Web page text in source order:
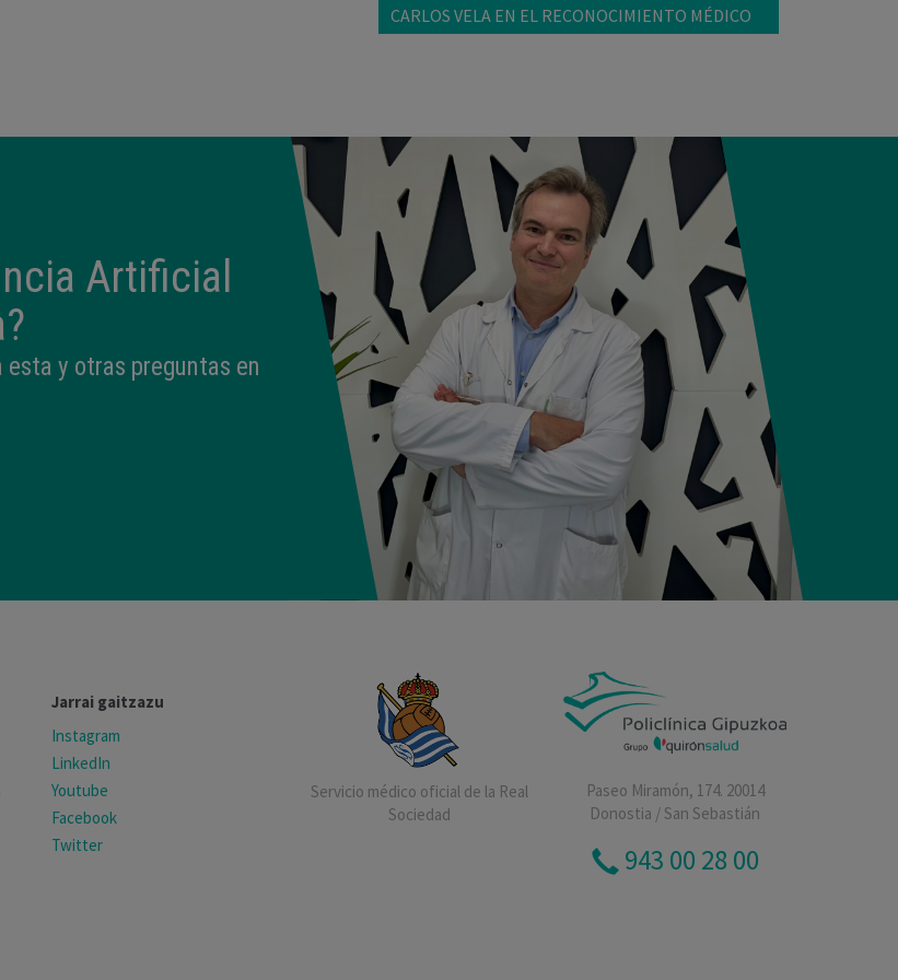
CARLOS VELA EN EL RECONOCIMIENTO MÉDICO
Artificial
esta y otras preguntas en
Jarrai gaitzazu
Instagram
LinkedIn
Youtube
Facebook
Twitter
Servicio médico oficial de la Real
Sociedad
Paseo Miramón, 174. 20014
Donostia / San Sebastián
943 00 28 00